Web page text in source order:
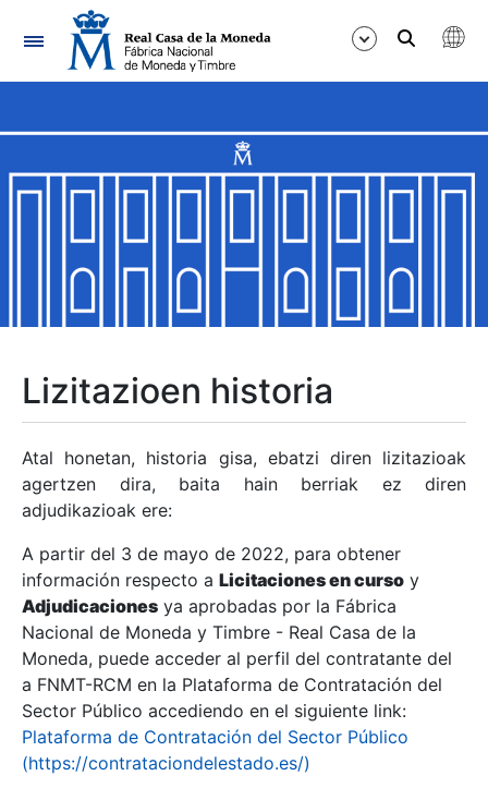
Nabigazioa
Erakutsi/Ezkutatu
Erakutsi/Ezkutatu
Erakutsi/Ezkutatu
Erakutsi/Ezkutatu
Erakutsi/Ezkutatu
Erakutsi/Ezkutatu
Erakutsi/Ezkutatu
Lizitazioen historia
Atal honetan, historia gisa, ebatzi diren lizitazioak
agertzen dira, baita hain berriak ez diren
adjudikazioak ere:
A partir del 3 de mayo de 2022, para obtener
información respecto a Licitaciones en curso y
Adjudicaciones ya aprobadas por la Fábrica
Nacional de Moneda y Timbre - Real Casa de la
Moneda, puede acceder al perfil del contratante del
a FNMT-RCM en la Plataforma de Contratación del
Sector Público accediendo en el siguiente link:
Plataforma de Contratación del Sector Público
(https://contrataciondelestado.es/)